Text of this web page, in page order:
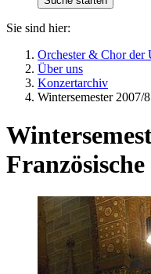
Sie sind hier:
Orchester & Chor der
Über uns
Konzertarchiv
Wintersemester 2007/